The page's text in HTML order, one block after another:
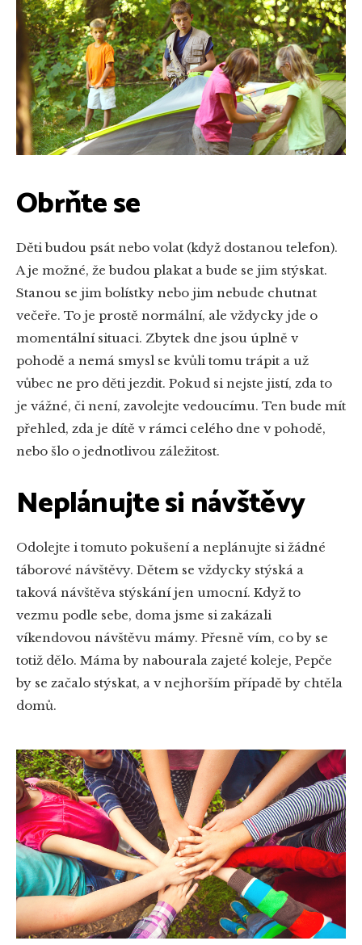
Obrňte se
Děti budou psát nebo volat (když dostanou telefon).
A je možné, že budou plakat a bude se jim stýskat.
Stanou se jim bolístky nebo jim nebude chutnat
večeře. To je prostě normální, ale vždycky jde o
momentální situaci. Zbytek dne jsou úplně v
pohodě a nemá smysl se kvůli tomu trápit a už
vůbec ne pro děti jezdit. Pokud si nejste jistí, zda to
je vážné, či není, zavolejte vedoucímu. Ten bude mít
přehled, zda je dítě v rámci celého dne v pohodě,
nebo šlo o jednotlivou záležitost.
Neplánujte si návštěvy
Odolejte i tomuto pokušení a neplánujte si žádné
táborové návštěvy. Dětem se vždycky stýská a
taková návštěva stýskání jen umocní. Když to
vezmu podle sebe, doma jsme si zakázali
víkendovou návštěvu mámy. Přesně vím, co by se
totiž dělo. Máma by nabourala zajeté koleje, Pepče
by se začalo stýskat, a v nejhorším případě by chtěla
domů.